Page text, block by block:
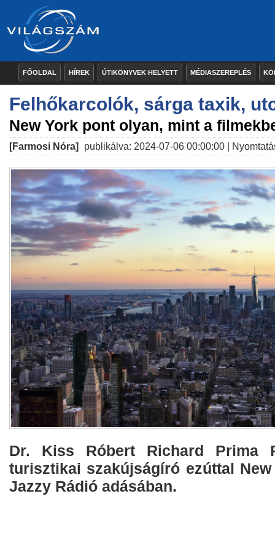
FŐOLDAL HÍREK ÚTIKÖNYVEK HELYETT MÉDIASZEREPLÉS
Felhőkarcolók, sárga taxik,
New York pont olyan, mint a
[Farmosi Nóra] publikálva: 2024-07-06 00:00:00 |
Dr. Kiss Róbert Richard Prima
turisztikai szakújságíró ezúttal
Jazzy Rádió adásában.